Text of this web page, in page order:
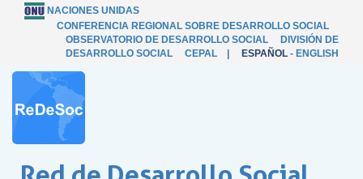
NACIONES UNIDAS
CONFERENCIA REGIONAL SOBRE DESARROLLO SOCIAL
OBSERVATORIO DE DESARROLLO SOCIAL
DIVISIÓN DE
DESARROLLO SOCIAL
CEPAL ESPAÑOL - ENGLISH